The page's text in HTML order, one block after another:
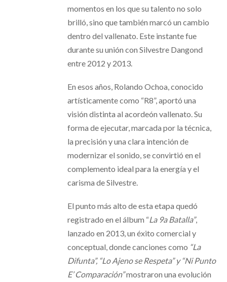
momentos en los que su talento no solo
brilló, sino que también marcó un cambio
dentro del vallenato. Este instante fue
durante su unión con Silvestre Dangond
entre 2012 y 2013.
En esos años, Rolando Ochoa, conocido
artísticamente como “R8”, aportó una
visión distinta al acordeón vallenato. Su
forma de ejecutar, marcada por la técnica,
la precisión y una clara intención de
modernizar el sonido, se convirtió en el
complemento ideal para la energía y el
carisma de Silvestre.
El punto más alto de esta etapa quedó
registrado en el álbum “La 9a Batalla”,
lanzado en 2013, un éxito comercial y
conceptual, donde canciones como “La
Difunta”, “Lo Ajeno se Respeta” y “Ni Punto
E’ Comparación”mostraron una evolución